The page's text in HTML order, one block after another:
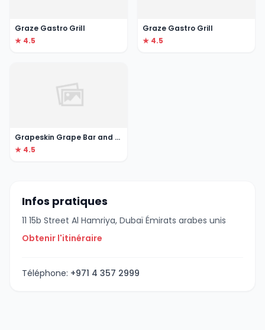
Graze Gastro Grill
★ 4.5
Graze Gastro Grill
★ 4.5
Grapeskin Grape Bar and Kitchen
★ 4.5
Infos pratiques
11 15b Street Al Hamriya, Dubaï Émirats arabes unis
Obtenir l'itinéraire
Téléphone: +971 4 357 2999